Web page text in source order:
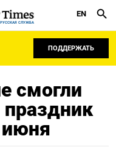
РУССКАЯ СЛУЖБА
EN
ПОДДЕРЖАТЬ
смогли
праздник
июня